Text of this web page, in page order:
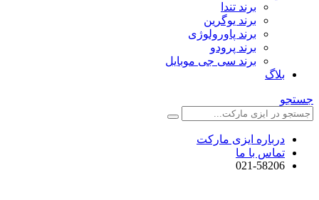
برند تندا
برند یوگرین
برند پاورولوژی
برند پرودو
برند سی جی موبایل
بلاگ
جستجو
درباره ایزی مارکت
تماس با ما
021-58206